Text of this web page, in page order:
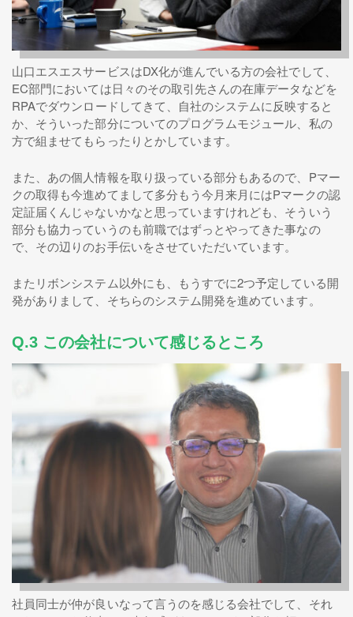
山口エスエスサービスはDX化が進んでいる方の会社でして、
EC部門においては日々のその取引先さんの在庫データなどを
RPAでダウンロードしてきて、自社のシステムに反映すると
か、そういった部分についてのプログラムモジュール、私の
方で組ませてもらったりとかしています。
また、あの個人情報を取り扱っている部分もあるので、Pマー
クの取得も今進めてまして多分もう今月来月にはPマークの認
定証届くんじゃないかなと思っていますけれども、そういう
部分も協力っていうのも前職ではずっとやってきた事なの
で、その辺りのお手伝いをさせていただいています。
またリボンシステム以外にも、もうすでに2つ予定している開
発がありまして、そちらのシステム開発を進めています。
Q.3 この会社について感じるところ
社員同士が仲が良いなって言うのを感じる会社でして、それ